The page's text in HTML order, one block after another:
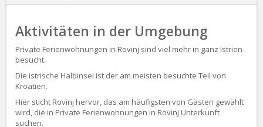
Aktivitäten in der Umgebung
Private Ferienwohnungen in Rovinj sind viel mehr in ganz Istrien
besucht.
Die istrische Halbinsel ist der am meisten besuchte Teil von
Kroatien.
Hier sticht Rovinj hervor, das am häufigsten von Gästen gewählt
wird, die in Private Ferienwohnungen in Rovinj Unterkunft
suchen.